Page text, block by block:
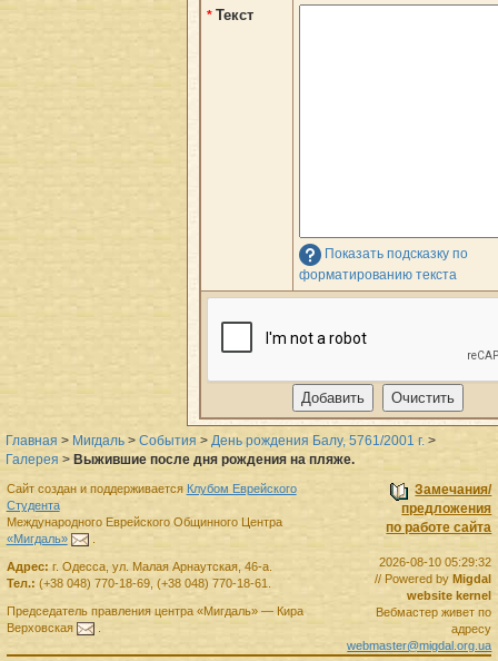
* Текст
Показать подсказку по
форматированию текста
Главная > Мигдаль > События > День рождения Балу, 5761/2001 г. >
Галерея > Выжившие после дня рождения на пляже.
Замечания/
предложения
по работе сайта
2026-08-10 05:29:32
// Powered byMigdal
website kernel
Вебмастер живет по
адресу
webmaster@migdal.org.ua
Сайт создан и поддерживается Клубом Еврейского
Студента
Международного Еврейского Общинного Центра
«Мигдаль»
.
Адрес: г. Одесса, ул. Малая Арнаутская, 46-а.
Тел.: (+38 048) 770-18-69, (+38 048) 770-18-61
Председатель правленияцентра «Мигдаль»— Кира
Верховская
.